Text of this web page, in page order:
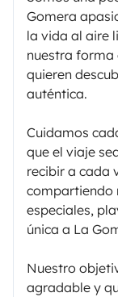
Gomera
la vida al aire
nuestra forma
quieren
auténtica.
Cuidamos
que el viaje
recibir a cada
compartiendo
especiales,
única a La
Nuestro
agradable y